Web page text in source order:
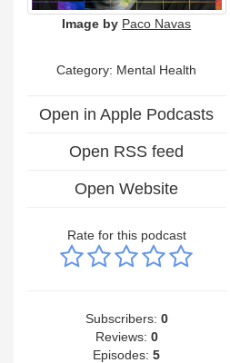
Image by Paco Navas
Category: Mental Health
Open in Apple Podcasts
Open RSS feed
Open Website
Rate for this podcast
Subscribers: 0
Reviews: 0
Episodes:5